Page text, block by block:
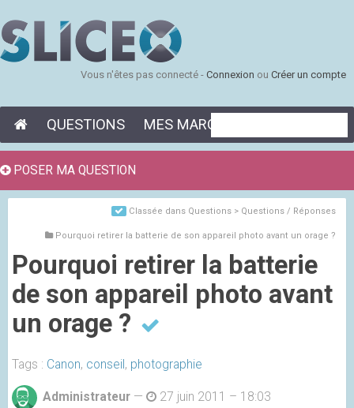
Vous n'êtes pas connecté - Connexion ou Créer un compte
QUESTIONS MES MARQUE-PAGES
Classée dans Questions > Questions / Réponses
Pourquoi retirer la batterie de son appareil photo avant un orage ?
Pourquoi retirer la batterie
de son appareil photo avant
un orage ?
Tags : Canon, conseil , photographie
Administrateur — 27 juin 2011 – 18:03
POSER MA QUESTION